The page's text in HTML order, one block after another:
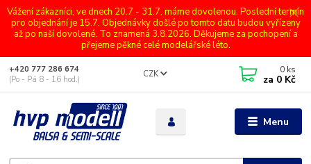
Vážení zákazníci, ve dnech 20.7 - 31.7. máme dovolenou. Poslední termín
pro objednání je 15.7. Objednávky došlé po tomto datu budou vyřízeny
až po naší dovolené. To znamená 3.8.2026. Děkujeme za pochopení a
přejeme pěkné celé modelářské léto.
Menu
CZK
+420 777 286 674
(Po - Pá 8 - 16 hod.)
0 ks
za 0 Kč